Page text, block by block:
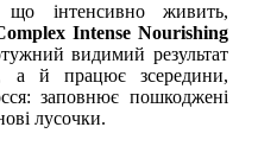
що інтенсивно живить,
Intense Nourishing
видимий результат
а й працює зсередини,
заповнює пошкоджені
лусочки.